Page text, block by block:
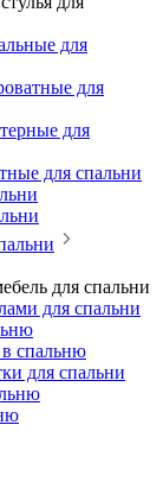
для
для
для
для спальни
для спальни
для спальни
спальню
для спальни